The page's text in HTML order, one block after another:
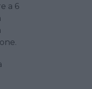
a 6